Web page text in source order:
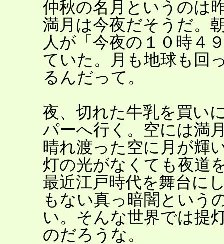
仲秋の名月というのは
満月は今夜だそうだ。
人が「今夜の１０時４
ていた。月も地球も回
るんだって。
夜、切れた牛乳を買い
パーへ行く。空には満
晴れ渡った空に月が輝
灯の光がなくても夜道
最近江戸時代を舞台に
もない真っ暗闇という
い。そんな世界では提
のだろうな。